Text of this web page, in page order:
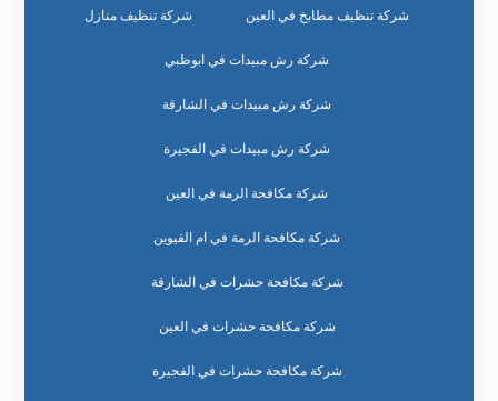
شركة تنظيف مطابخ في العين شركة تنظيف منازل
شركة رش مبيدات في ابوظبي
شركة رش مبيدات في الشارقة
شركة رش مبيدات في الفجيرة
شركة مكافحة الرمة في العين
شركة مكافحة الرمة في ام القيوين
شركة مكافحة حشرات في الشارقة
شركة مكافحة حشرات في العين
شركة مكافحة حشرات في الفجيرة